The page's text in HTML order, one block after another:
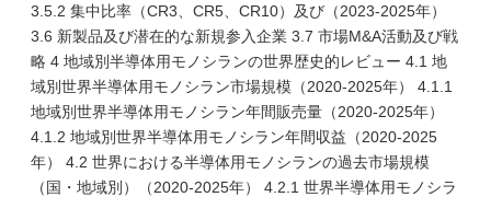
3.5.2 集中比率（CR3、CR5、CR10）及び（2023-2025年）
3.6 新製品及び潜在的な新規参入企業 3.7 市場M&A活動及び戦
略 4 地域別半導体用モノシランの世界歴史的レビュー 4.1 地
域別世界半導体用モノシラン市場規模（2020-2025年） 4.1.1
地域別世界半導体用モノシラン年間販売量（2020-2025年）
4.1.2 地域別世界半導体用モノシラン年間収益（2020-2025
年） 4.2 世界における半導体用モノシランの過去市場規模
（国・地域別）（2020-2025年） 4.2.1 世界半導体用モノシラ